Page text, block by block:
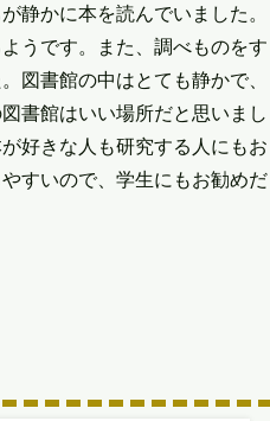
静かに本を読んでいました。
うです。また、調べものをす
図書館の中はとても静かで、
書館はいい場所だと思いまし
好きな人も研究する人にもお
すいので、学生にもお勧めだ